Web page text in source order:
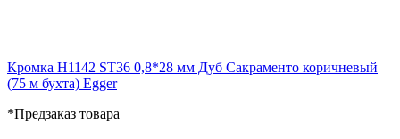
Кромка H1142 ST36 0,8*28 мм Дуб Сакраменто коричневый
(75 м бухта) Egger
*Предзаказ товара